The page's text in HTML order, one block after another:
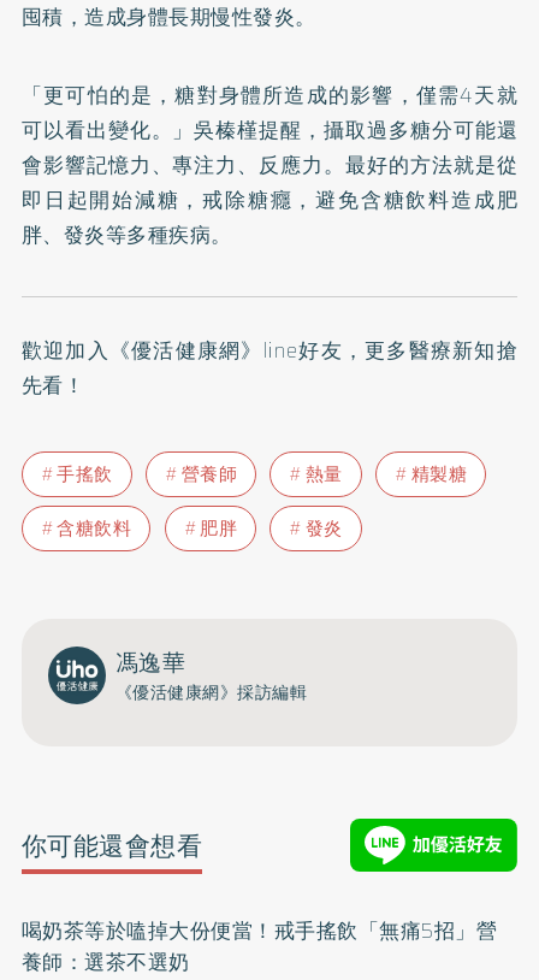
囤積，造成身體長期慢性發炎。
「更可怕的是，糖對身體所造成的影響，僅需4天就
可以看出變化。」吳榛槿提醒，攝取過多糖分可能還
會影響記憶力、專注力、反應力。最好的方法就是從
即日起開始減糖，戒除糖癮，避免含糖飲料造成肥
胖、發炎等多種疾病。
歡迎加入 《優活健康網》line好友 ，更多醫療新知搶
先看！
手搖飲 營養師 熱量
精製糖
含糖飲料
肥胖 發炎
馮逸華
《優活健康網》採訪編輯
你可能還會想看
喝奶茶等於嗑掉大份便當！戒手搖飲「無痛5招」營
養師：選茶不選奶